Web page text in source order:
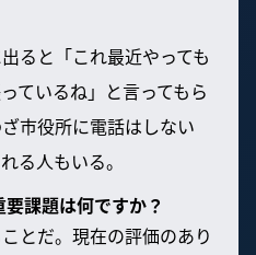
ると「これ最近やっても
ているね」と言ってもら
市役所に電話はしない
る人もいる。
課題は何ですか？
とだ。現在の評価のあり